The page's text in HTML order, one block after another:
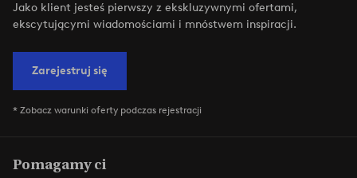
Jako klient jesteś pierwszy z ekskluzywnymi ofertami,
ekscytującymi wiadomościami i mnóstwem inspiracji.
Zarejestruj się
* Zobacz warunki oferty podczas rejestracji
Pomagamy ci